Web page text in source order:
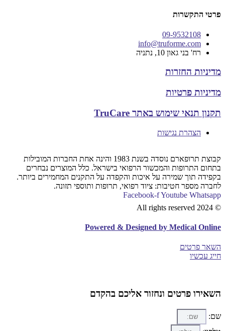
פרטי התקשרות
09-9532108
info@truforme.com
רח' בני גאון 10, נתניה
מדיניות החזרות
מדיניות פרטיות
תקנון תנאי שימוש באתר TruCare
הצהרת נגישות
קבוצת תרופארם נוסדה בשנת 1983 והינה אחת החברות המובילות
בתחום התרופות והמכשור הרפואי בישראל. כלל המוצרים נבחרים
בקפידה תוך שמירה על איכות והקפדה על התקנים המחמירים ביותר.
לחברה מספר חטיבות: ציוד רפואי, תרופות ותוספי תזונה.
Facebook-fYoutube Whatsapp
© 2024 All rights reserved
Powered & Designed by Medical Online
השאר פרטים
חייג עכשיו
השאירו פרטים ונחזור אליכם בהקדם​
שם: